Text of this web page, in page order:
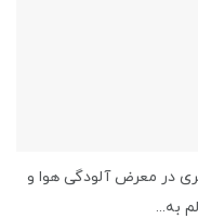
در معرض آلودگی هوا و
به...